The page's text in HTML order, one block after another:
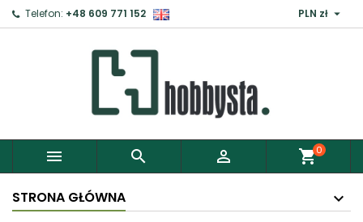
Telefon: +48 609 771 152 PLN zł 
   shopping_cart0
STRONA GŁÓWNA